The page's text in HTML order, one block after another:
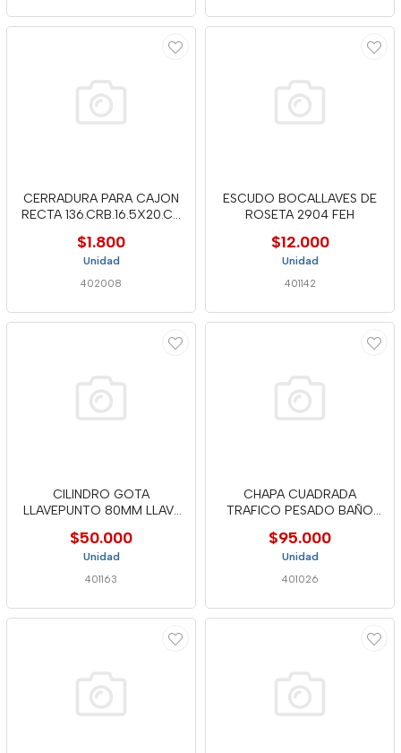
CERRADURA PARA CAJON
RECTA 136.CRB.16.5X20.CT
$1.800
Unidad
402008
ESCUDO BOCALLAVES DE
ROSETA 2904 FEH
$12.000
Unidad
401142
CILINDRO GOTA
LLAVEPUNTO 80MM LLAV-
$50.000
Unidad
401163
CHAPA CUADRADA
TRAFICO PESADO BAÑO
$95.000
Unidad
401026